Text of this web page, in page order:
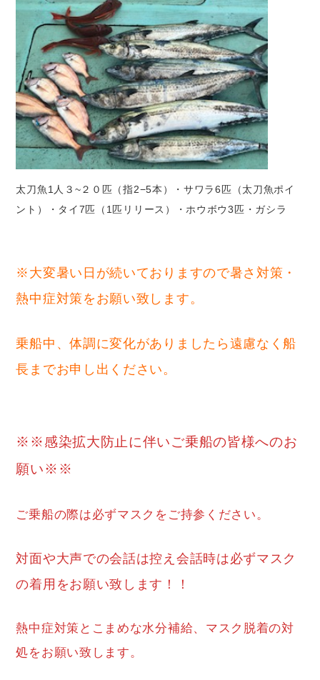
太刀魚1人３~２０匹（指2−5本）・サワラ6匹（太刀魚ポイ
ント）・タイ7匹（1匹リリース）・ホウボウ3匹・ガシラ
※大変暑い日が続いておりますので暑さ対策・
熱中症対策をお願い致します。
乗船中、体調に変化がありましたら遠慮なく船
長までお申し出ください。
※※感染拡大防止に伴いご乗船の皆様へのお
願い※※
ご乗船の際は必ずマスクをご持参ください。
対面や大声での会話は控え会話時は必ずマスク
の着用をお願い致します！！
熱中症対策とこまめな水分補給、マスク脱着の対
処をお願い致します。